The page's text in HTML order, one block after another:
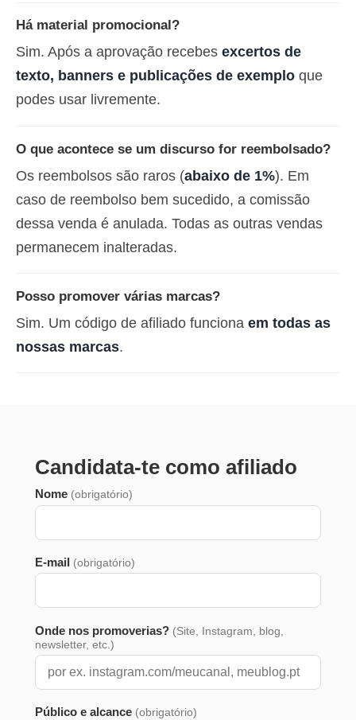
Há material promocional?
Sim. Após a aprovação recebes excertos de
texto, banners e publicações de exemplo que
podes usar livremente.
O que acontece se um discurso for reembolsado?
Os reembolsos são raros (abaixo de 1%). Em
caso de reembolso bem sucedido, a comissão
dessa venda é anulada. Todas as outras vendas
permanecem inalteradas.
Posso promover várias marcas?
Sim. Um código de afiliado funciona em todas as
nossas marcas.
Candidata-te como afiliado
Nome (obrigatório)
E-mail (obrigatório)
Onde nos promoverias? (Site, Instagram, blog,
newsletter, etc.)
Público e alcance (obrigatório)